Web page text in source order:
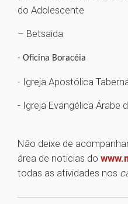
do Adolescente
– Betsaida
- Oficina Boracéia
- Igreja Apostólica
- Igreja Evangélica Árabe
Não deixe de
área de noticias do
todas as atividades nos